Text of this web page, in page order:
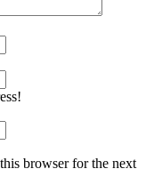
browser for the next